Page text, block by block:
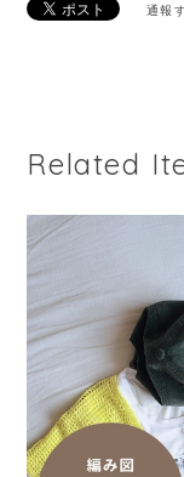
通報
Related